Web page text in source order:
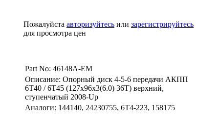
Пожалуйста авторизуйтесь или зарегистрируйтесь
для просмотра цен
Part No: 46148A-EM
Описание: Опорный диск 4-5-6 передачи АКПП
6Т40 / 6Т45 (127х96х3(6.0) 36Т) верхний,
ступенчатый 2008-Up
Аналоги: 144140, 24230755, 6T4-223, 158175